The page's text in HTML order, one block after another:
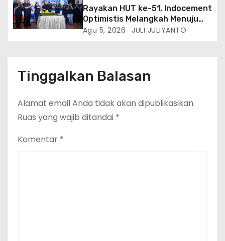
Rayakan HUT ke-51, Indocement
Optimistis Melangkah Menuju
Masa Depan Lebih Hijau
Agu 5, 2026 JULI JULIYANTO
Tinggalkan Balasan
Alamat email Anda tidak akan dipublikasikan.
Ruas yang wajib ditandai *
Komentar *